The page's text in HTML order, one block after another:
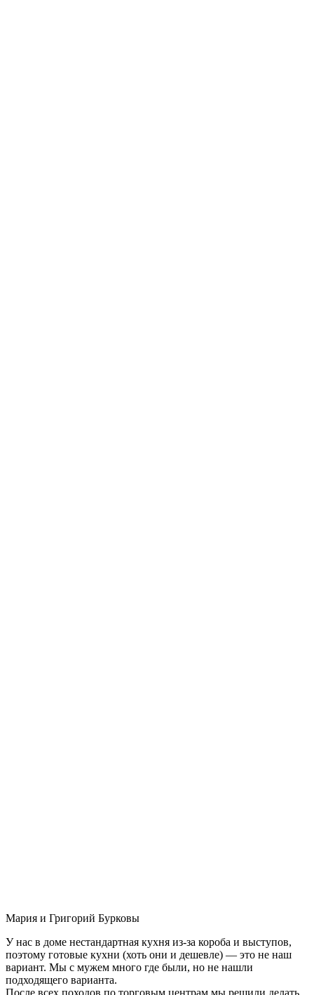
Мария и Григорий Бурковы
У нас в доме нестандартная кухня из-за короба и выступов,
поэтому готовые кухни (хоть они и дешевле) — это не наш
вариант. Мы с мужем много где были, но не нашли
подходящего варианта.
После всех походов по торговым центрам мы решили делать